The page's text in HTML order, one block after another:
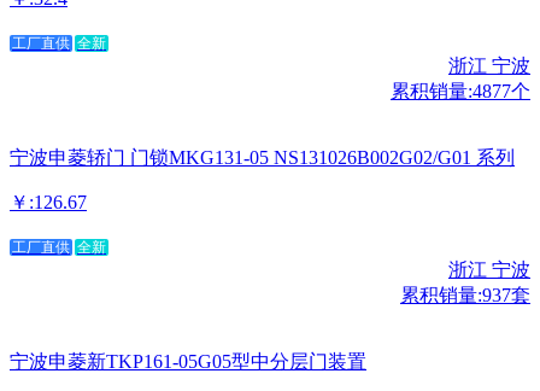
工厂直供 全新
浙江 宁波
累积销量:4877个
宁波申菱轿门 门锁MKG131-05 NS131026B002G02/G01 系列
￥:126.67
工厂直供 全新
浙江 宁波
累积销量:937套
宁波申菱新TKP161-05G05型中分层门装置